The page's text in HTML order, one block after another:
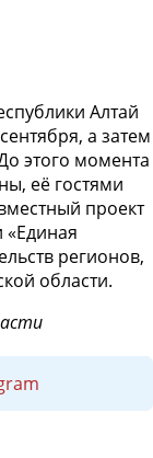
Алтай
а затем
этого момента
её гостями
проект
«Единая
регионов,
области.